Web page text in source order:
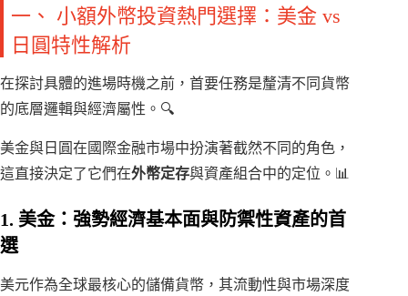
一、 小額外幣投資熱門選擇：美金 vs
日圓特性解析
在探討具體的進場時機之前，首要任務是釐清不同貨幣
的底層邏輯與經濟屬性。🔍
美金與日圓在國際金融市場中扮演著截然不同的角色，
這直接決定了它們在外幣定存與資產組合中的定位。📊
1. 美金：強勢經濟基本面與防禦性資產的首
選
美元作為全球最核心的儲備貨幣，其流動性與市場深度